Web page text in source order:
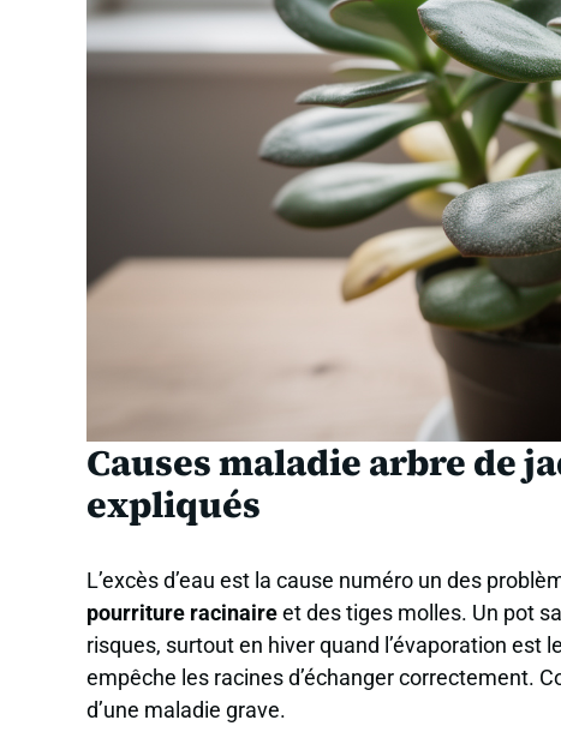
Causes maladie arbre de
expliqués
L’excès d’eau est la cause numéro un des
pourriture racinaireet des tiges molles. Un pot
risques, surtout en hiver quand l’évaporation
empêche les racines d’échanger correctement.
d’une maladie grave.